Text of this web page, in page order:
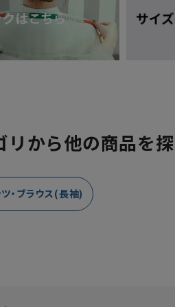
リから他の商品を
・ブラウス(長袖)